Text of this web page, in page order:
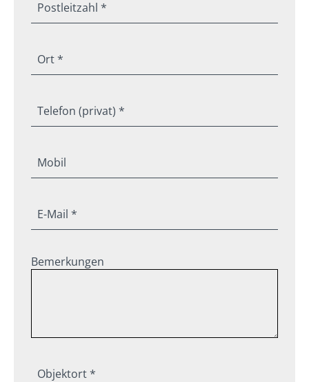
Postleitzahl *
Ort *
Telefon (privat) *
Mobil
E-Mail *
Bemerkungen
Objektort *